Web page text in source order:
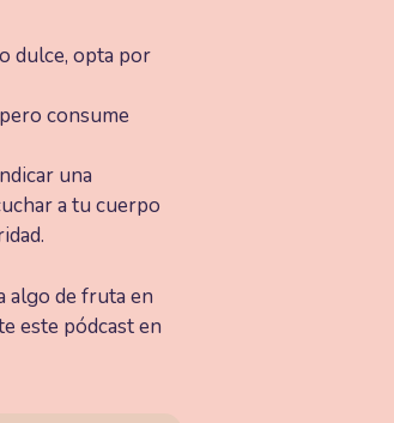
dulce, opta por
consume
una
a tu cuerpo
algo de fruta en
este pódcast en